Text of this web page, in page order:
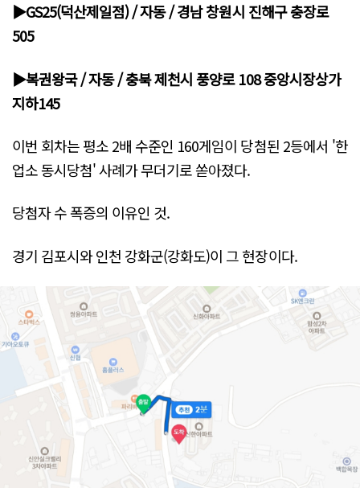
▶GS25(덕산제일점) / 자동 / 경남 창원시 진해구 충장로
505
▶복권왕국 / 자동 / 충북 제천시 풍양로 108 중앙시장상가
지하145
이번 회차는 평소 2배 수준인 160게임이 당첨된 2등에서 '한
업소 동시당첨' 사례가 무더기로 쏟아졌다.
당첨자 수 폭증의 이유인 것.
경기 김포시와 인천 강화군(강화도)이 그 현장이다.